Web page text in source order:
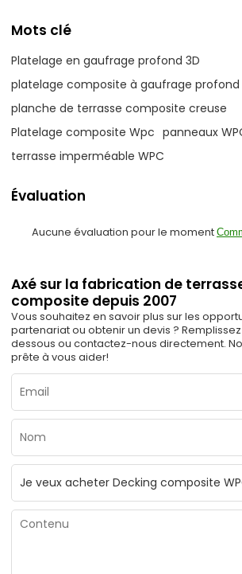
Mots clé
Platelage en gaufrage profond 3D
platelage composite à gaufrage profond
planche de terrasse composite creuse
Platelage composite Wpc panneaux
terrasse imperméable WPC
Évaluation
Aucune évaluation pour le moment
Axé sur la fabrication de
composite depuis 2007
Vous souhaitez en savoir plus sur les
partenariat ou obtenir un devis ?
dessous ou contactez-nous directement.
prête à vous aider!